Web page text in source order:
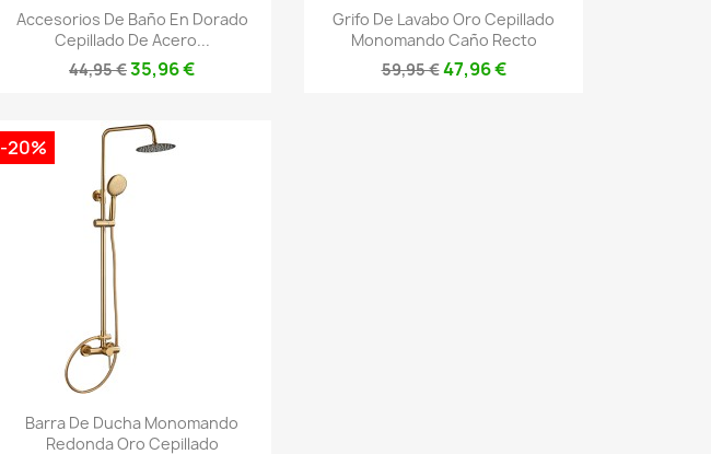
Vista rápida
Accesorios De Baño En Dorado
Cepillado De Acero...
44,95 €35,96 €
Vista rápida
Grifo De Lavabo Oro Cepillado
Monomando Caño Recto
59,95 €47,96 €
 Vista rápida
Barra De Ducha Monomando
Redonda Oro Cepillado
-20%